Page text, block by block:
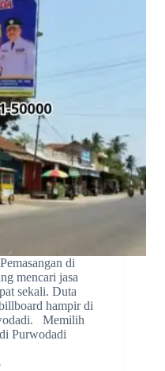
di
mencari jasa
sekali. Duta
hampir di
Memilih
Purwodadi